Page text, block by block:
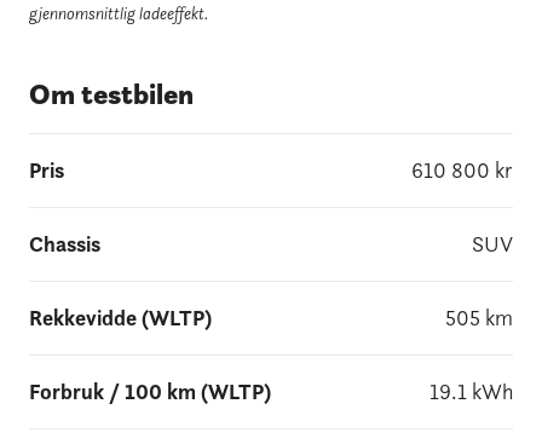
gjennomsnittlig ladeeffekt.
Om testbilen
Pris 610 800 kr
Chassis SUV
Rekkevidde (WLTP) 505 km
Forbruk / 100 km (WLTP) 19.1 kWh